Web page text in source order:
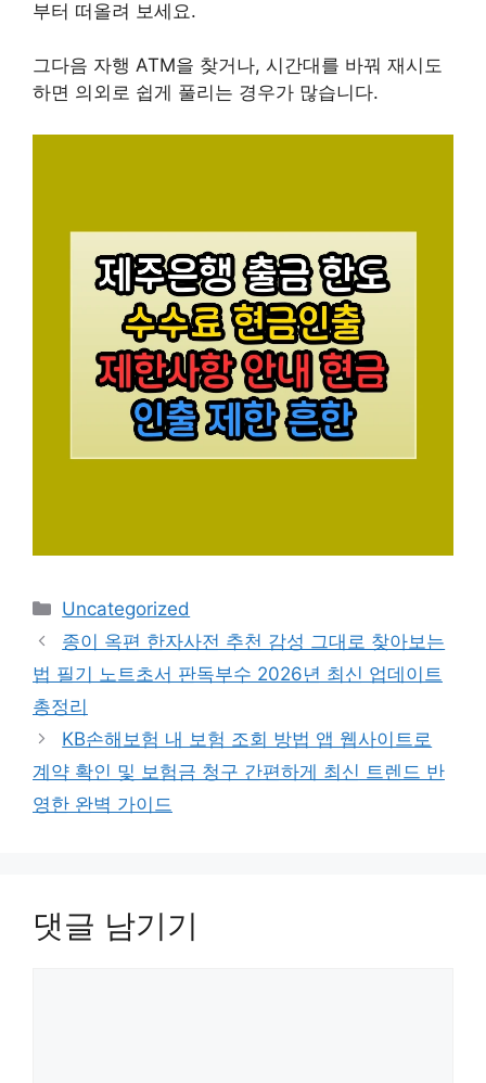
부터 떠올려 보세요.
그다음 자행 ATM을 찾거나, 시간대를 바꿔 재시도
하면 의외로 쉽게 풀리는 경우가 많습니다.
카
테
고
리
Uncategorized
종이 옥편 한자사전 추천 감성 그대로 찾아보는
법 필기 노트초서 판독부수 2026년 최신 업데이트
총정리
KB손해보험 내 보험 조회 방법 앱 웹사이트로
계약 확인 및 보험금 청구 간편하게 최신 트렌드 반
영한 완벽 가이드
댓글 남기기